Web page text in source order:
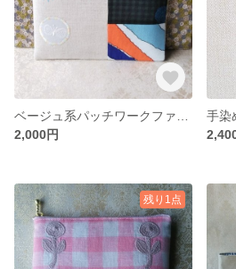
2,000円
残り1点